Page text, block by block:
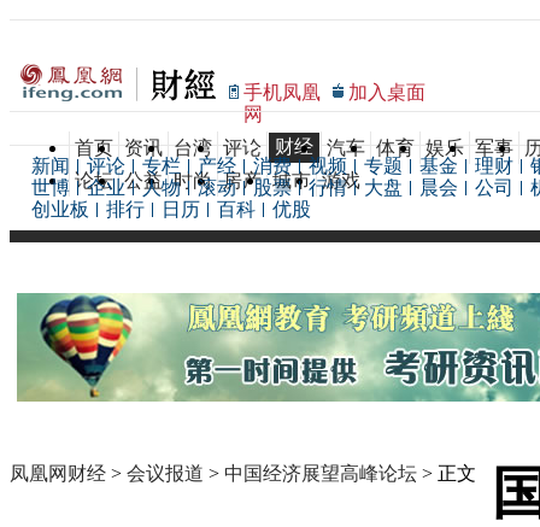
手机凤凰
网
加入桌面
首页 资讯 台湾 评论 财经 汽车 体育 娱乐 军事
论坛 公益 时尚 房产 城市 游戏
新闻 评论 专栏 产经 消费 视频 专题 基金 理财
世博
企业 人物 滚动 股票 行情 大盘 晨会 公司
创业板
排行 日历 百科 优股
凤凰网财经 > 会议报道 > 中国经济展望高峰论坛 > 正文